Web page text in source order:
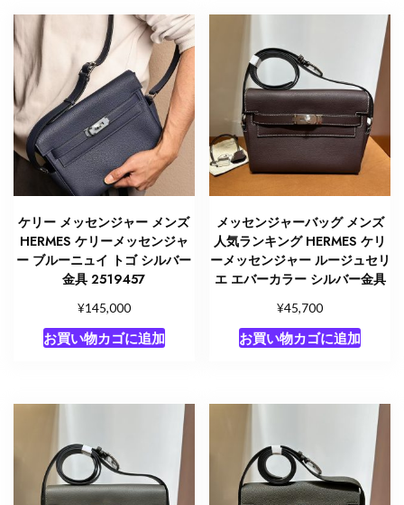
ケリー メッセンジャー メンズ
HERMES ケリーメッセンジャ
ー ブルーニュイ トゴ シルバー
金具 2519457
¥145,000
お買い物カゴに追加
メッセンジャーバッグ メンズ
人気ランキング HERMES ケリ
ーメッセンジャー ルージュセリ
エ エバーカラー シルバー金具
¥45,700
お買い物カゴに追加